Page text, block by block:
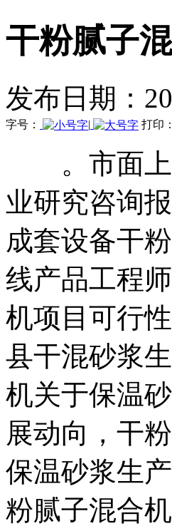
干粉腻子
发布日期：
字号： | 打印：
。市面上
业研究咨询
成套设备干
线产品工程
机项目可行
县干混砂浆
机关于保温
展动向，干
保温砂浆生
粉腻子混合